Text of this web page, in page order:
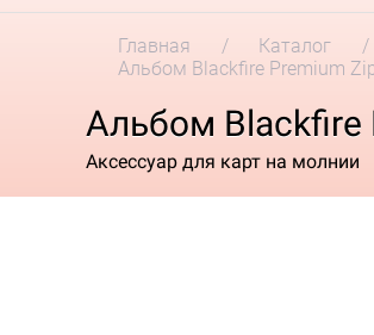
Главная Каталог
Альбом Blackfire Premium
Альбом Blackfire
Аксессуар для карт на молнии